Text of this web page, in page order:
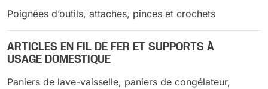
Poignées d’outils, attaches, pinces et crochets
ARTICLES EN FIL DE FER ET SUPPORTS À
USAGE DOMESTIQUE
Paniers de lave-vaisselle, paniers de congélateur,